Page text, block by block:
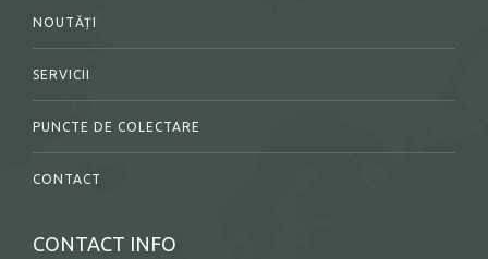
NOUTĂȚI
SERVICII
PUNCTE DE COLECTARE
CONTACT
CONTACT INFO